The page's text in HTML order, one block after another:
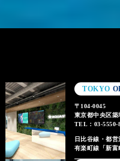
TOKYO
〒104-0045
東京都中央区築
TEL：03-5550-
日比谷線・都
有楽町線「新